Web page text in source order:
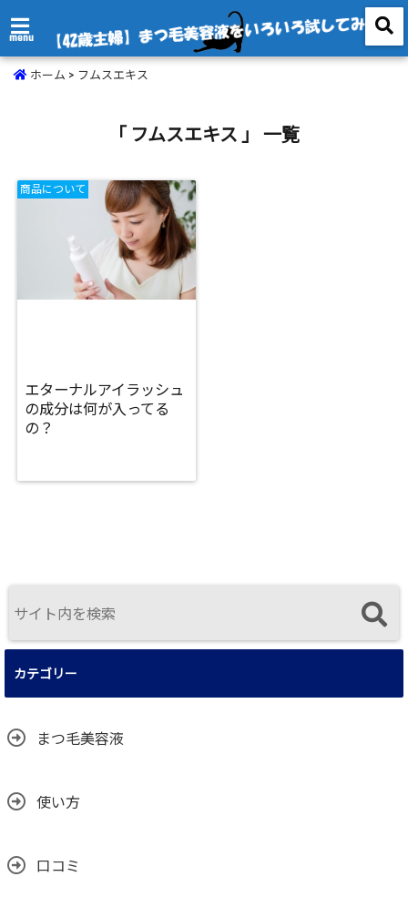
menu
ホーム > フムスエキス
「 フムスエキス 」 一覧
商品について
エターナルアイラッシュ
の成分は何が入ってる
の？
カテゴリー
まつ毛美容液
使い方
口コミ